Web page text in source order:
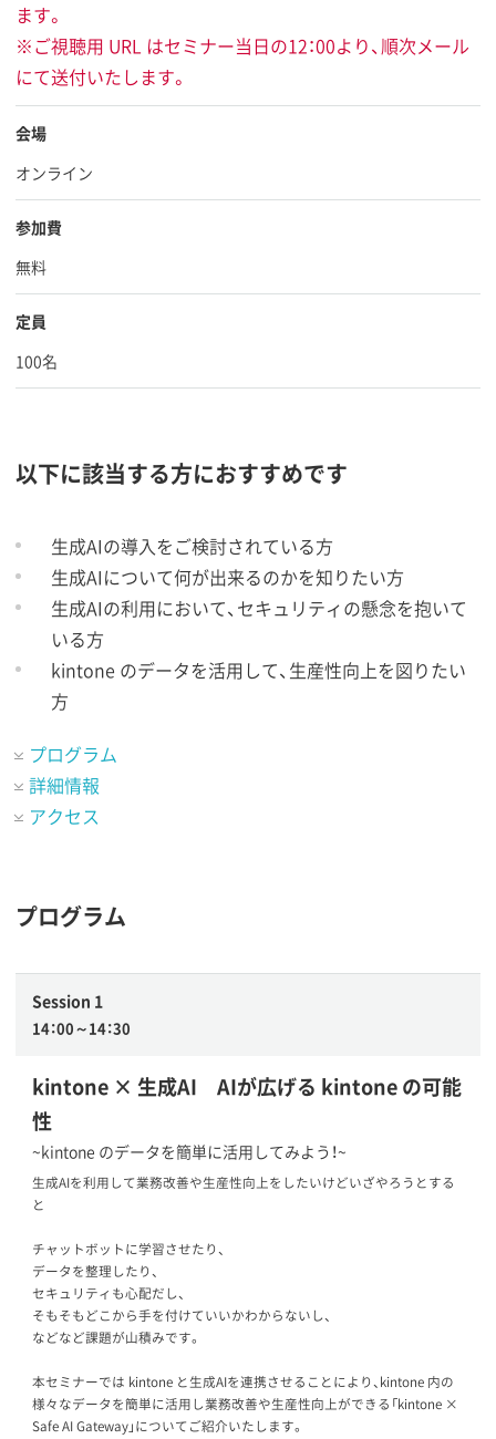
ます。
※ご視聴用 URL はセミナー当日の12：00より、順次メール
にて送付いたします。
会場
オンライン
参加費
無料
定員
100名
以下に該当する方におすすめです
生成AIの導入をご検討されている方
生成AIについて何が出来るのかを知りたい方
生成AIの利用において、セキュリティの懸念を抱いて
いる方
kintone のデータを活用して、生産性向上を図りたい
方
プログラム
詳細情報
アクセス
プログラム
Session 1
14：00～14：30
kintone × 生成AI AIが広げる kintone の可能
性
~kintone のデータを簡単に活用してみよう！~
生成AIを利用して業務改善や生産性向上をしたいけどいざやろうとする
と
チャットボットに学習させたり、
データを整理したり、
セキュリティも心配だし、
そもそもどこから手を付けていいかわからないし、
などなど課題が山積みです。
本セミナーでは kintone と生成AIを連携させることにより、kintone 内の
様々なデータを簡単に活用し業務改善や生産性向上ができる「kintone ×
Safe AI Gateway」についてご紹介いたします。